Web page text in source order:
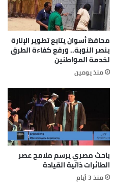
محافظ أسوان يتابع تطوير الإنارة
بنصر النوبة.. ورفع كفاءة الطرق
لخدمة المواطنين
منذ يومين
باحث مصري يرسم ملامح عصر
الطائرات ذاتية القيادة
منذ 3 أيام